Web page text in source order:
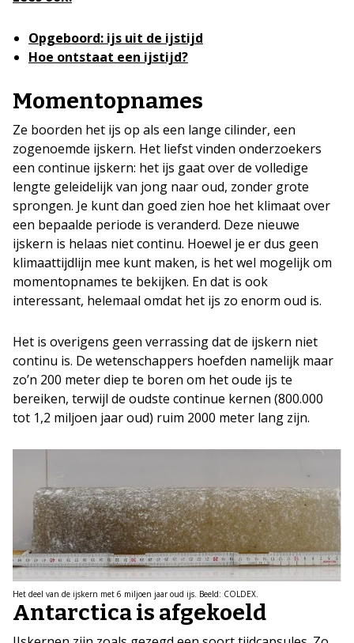
Opgeboord: ijs uit de ijstijd
Hoe ontstaat een ijstijd?
Momentopnames
Ze boorden het ijs op als een lange cilinder, een
zogenoemde ijskern. Het liefst vinden onderzoekers
een continue ijskern: het ijs gaat over de volledige
lengte geleidelijk van jong naar oud, zonder grote
sprongen. Je kunt dan goed zien hoe het klimaat over
een bepaalde periode is veranderd. Deze nieuwe
ijskern is helaas niet continu. Hoewel je er dus geen
klimaattijdlijn mee kunt maken, is het wel mogelijk om
momentopnames te bekijken. En dat is ook
interessant, helemaal omdat het ijs zo enorm oud is.
Het is overigens geen verrassing dat de ijskern niet
continu is. De wetenschappers hoefden namelijk maar
zo’n 200 meter diep te boren om het oude ijs te
bereiken, terwijl de oudste continue kernen (800.000
tot 1,2 miljoen jaar oud) ruim 2000 meter lang zijn.
Het deel van de ijskern met 6 miljoen jaar oud ijs. Beeld: COLDEX.
Antarctica is afgekoeld